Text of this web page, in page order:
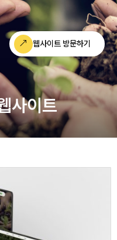
피㈜
스
- (주)화요
- (주)광주요
코
전자㈜
어랜드㈜
- (주)분독
- 피자마루
려은단
백
피㈜
스
웹사이트 방문하기
사이트